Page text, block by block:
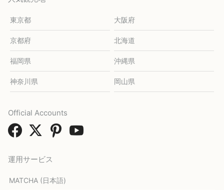
東京都 大阪府
京都府 北海道
福岡県 沖縄県
神奈川県 岡山県
運用サービス
MATCHA (日本語)
Official Accounts